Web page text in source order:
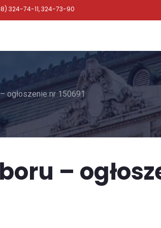
324-74-11, 324-73-90
ogłoszenie nr 150691
–